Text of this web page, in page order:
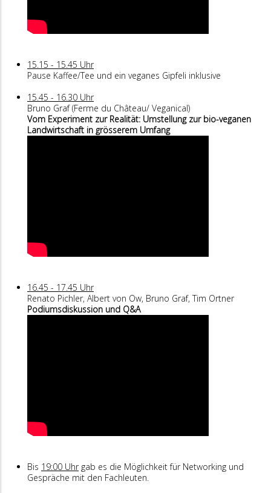
15.15 - 15.45 Uhr
Pause Kaffee/Tee und ein veganes Gipfeli inklusive
15.45 - 16.30 Uhr
Bruno Graf (Ferme du Château/ Veganical)
Vom Experiment zur Realität: Umstellung zur bio-veganen
Landwirtschaft in grösserem Umfang
16.45 - 17.45 Uhr
Renato Pichler, Albert von Ow, Bruno Graf, Tim Ortner
Podiumsdiskussion und Q&A
Bis 19:00 Uhrgab es die Möglichkeit für Networking und
Gespräche mit den Fachleuten.